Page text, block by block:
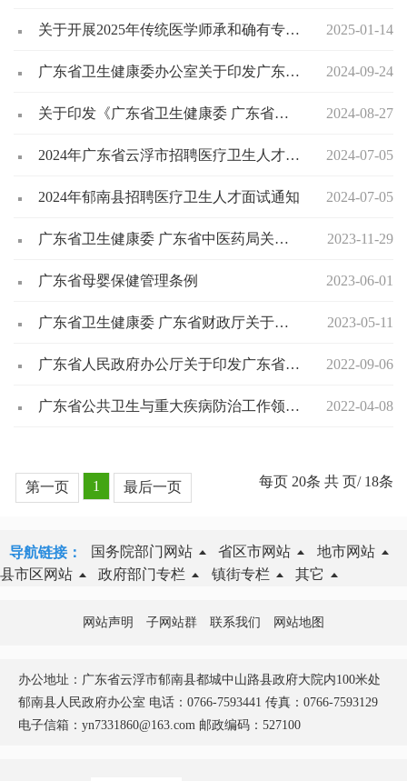
关于开展2025年传统医学师承和确有专长人员医师资格考核考试工作的通知 2025-01-14
广东省卫生健康委办公室关于印发广东省基层卫生健康十条便民惠民服务措施的通知 2024-09-24
关于印发《广东省卫生健康委 广东省公安厅关于出生医学证明的管理办法》的通知 2024-08-27
2024年广东省云浮市招聘医疗卫生人才（郁南县）面试通知 2024-07-05
2024年郁南县招聘医疗卫生人才面试通知 2024-07-05
广东省卫生健康委 广东省中医药局关于印发《广东省卫生健康委 广东省中医药局关于护士执业注册的管理办法（2021年修订版）》的通知 2023-11-29
广东省母婴保健管理条例 2023-06-01
广东省卫生健康委 广东省财政厅关于对广东省有关计划生育奖励扶助制度补充规定的通知粤卫规〔2021〕3号 2023-05-11
广东省人民政府办公厅关于印发广东省深化医药卫生体制改革近期重点工作任务的通知 2022-09-06
广东省公共卫生与重大疾病防治工作领导小组办公室关于印发广东省职业病防治“十四五”规划的通知 2022-04-08
第一页 1 最后一页 每页 20条 共 页/ 18条
导航链接： 国务院部门网站 省区市网站
地市网站
县市区网站
政府部门专栏 镇街专栏 其它
网站声明 子网站群 联系我们 网站地图
办公地址：广东省云浮市郁南县都城中山路县政府大院内100米处
郁南县人民政府办公室 电话：0766-7593441 传真：0766-7593129
电子信箱：yn7331860@163.com 邮政编码：527100